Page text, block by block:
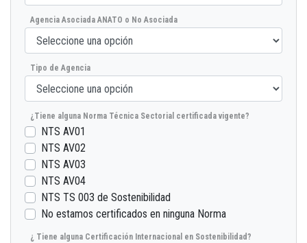
Agencia Asociada ANATO o No Asociada
Tipo de Agencia
¿Tiene alguna Norma Técnica Sectorial certificada vigente?
NTS AV01
NTS AV02
NTS AV03
NTS AV04
NTS TS 003 de Sostenibilidad
No estamos certificados en ninguna Norma
¿ Tiene alguna Certificación Internacional en Sostenibilidad?